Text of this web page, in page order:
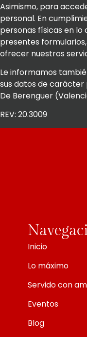
Asimismo, para
personal. En
personas físicas en
presentes
ofrecer nuestros
Le informamos
sus datos de carácter
De Berenguer
REV: 20.3009
Inicio
Lo máximo
Servido con
Eventos
Blog